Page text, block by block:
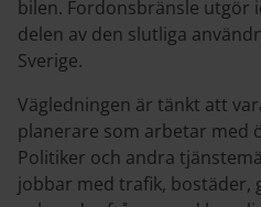
bilen. Fordonsbränsle utgör
delen av den slutliga
Sverige.
Vägledningen är tänkt att
planerare som arbetar med
Politiker och andra
jobbar med trafik, bostäder,